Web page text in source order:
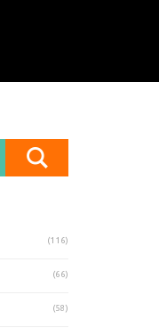
(116)
(66)
(58)